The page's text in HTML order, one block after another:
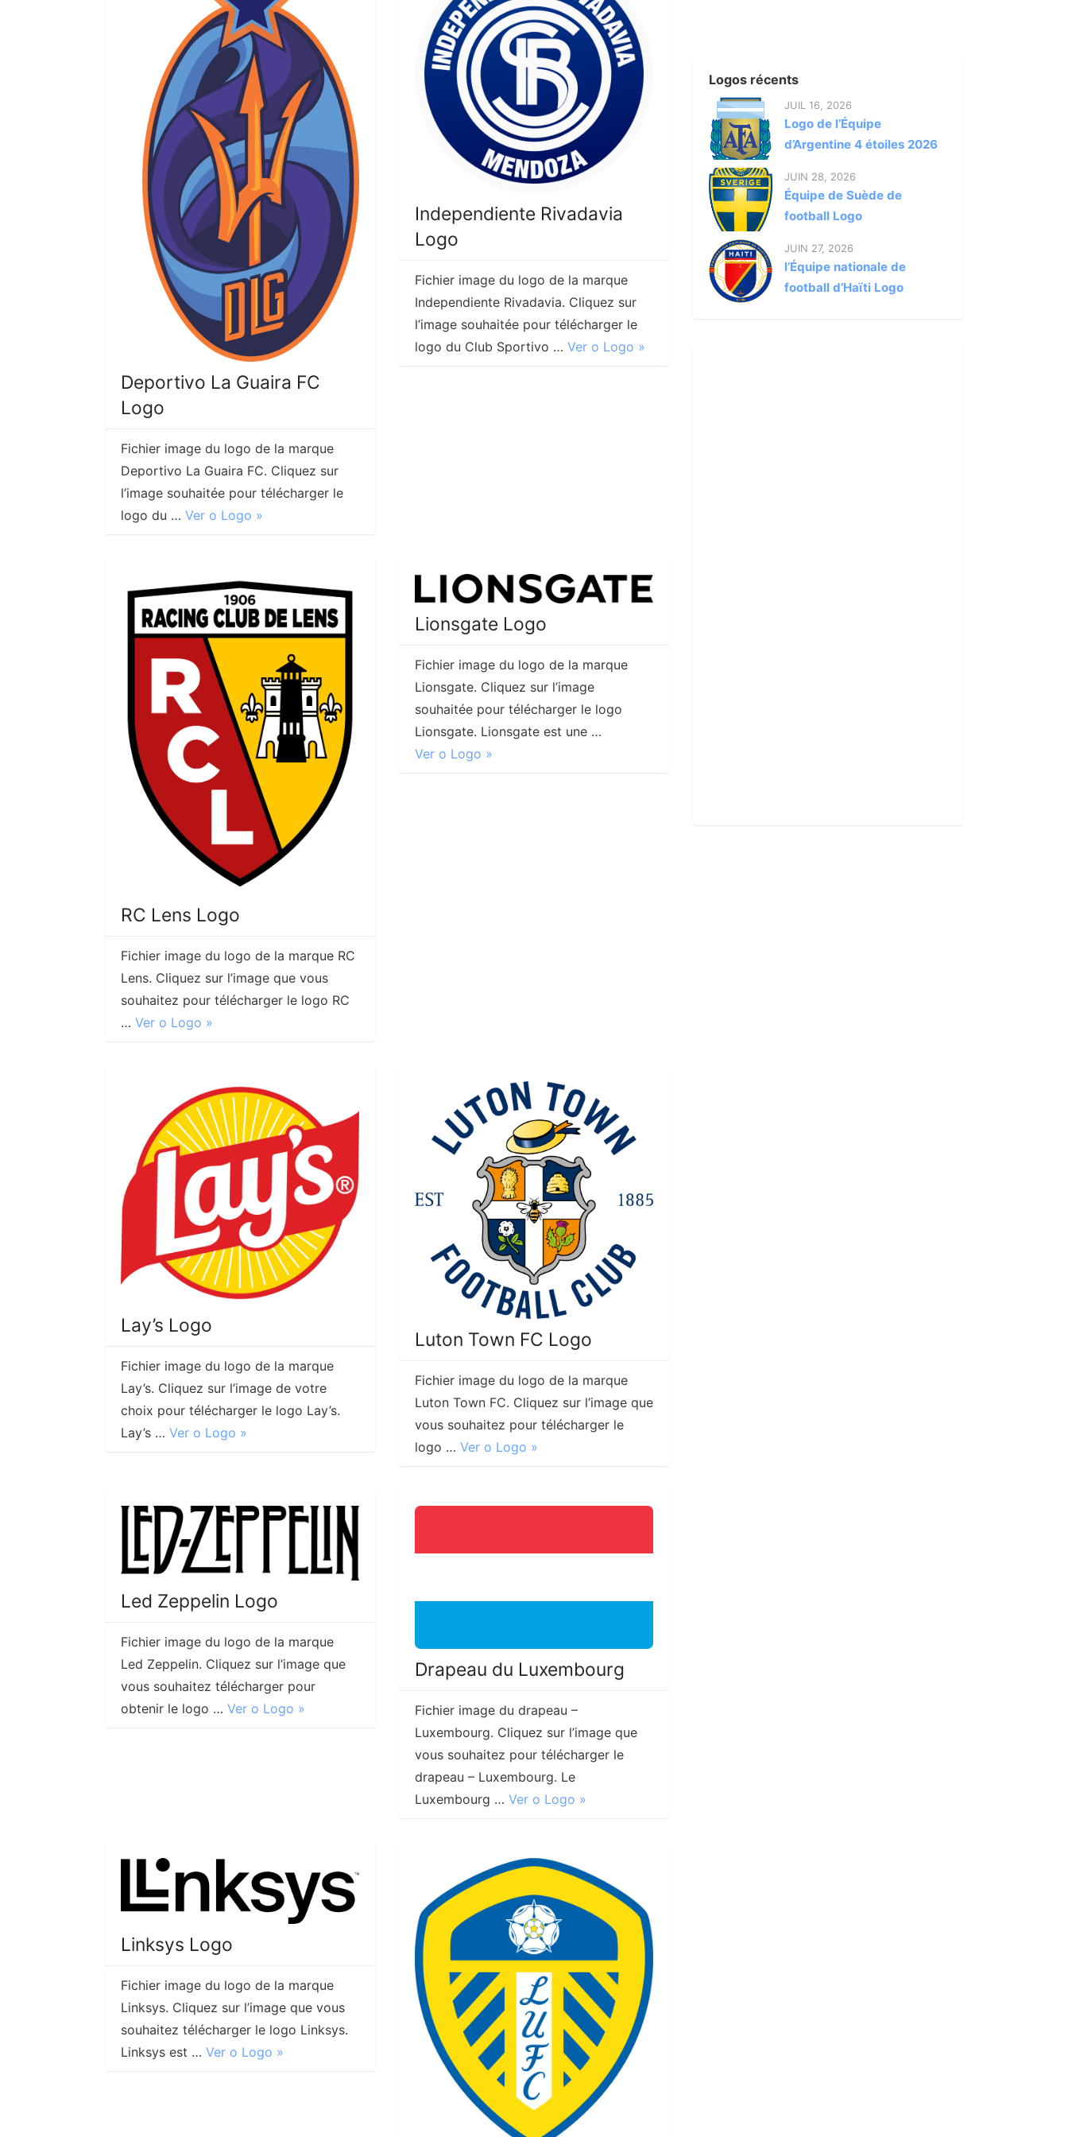
Deportivo La Guaira FC
Logo
Fichier image du logo de la marque
Deportivo La Guaira FC. Cliquez sur
l’image souhaitée pour télécharger le
logo du … Ver o Logo »
Independiente Rivadavia
Logo
Fichier image du logo de la marque
Independiente Rivadavia. Cliquez sur
l’image souhaitée pour télécharger le
logo du Club Sportivo … Ver o Logo »
RC Lens Logo
Fichier image du logo de la marque RC
Lens. Cliquez sur l’image que vous
souhaitez pour télécharger le logo RC
… Ver o Logo »
Lionsgate Logo
Fichier image du logo de la marque
Lionsgate. Cliquez sur l’image
souhaitée pour télécharger le logo
Lionsgate. Lionsgate est une …
Ver o Logo »
Lay’s Logo
Fichier image du logo de la marque
Lay’s. Cliquez sur l’image de votre
choix pour télécharger le logo Lay’s.
Lay’s … Ver o Logo »
Luton Town FC Logo
Fichier image du logo de la marque
Luton Town FC. Cliquez sur l’image que
vous souhaitez pour télécharger le
logo … Ver o Logo »
Led Zeppelin Logo
Fichier image du logo de la marque
Led Zeppelin. Cliquez sur l’image que
vous souhaitez télécharger pour
obtenir le logo … Ver o Logo »
Drapeau du Luxembourg
Fichier image du drapeau –
Luxembourg. Cliquez sur l’image que
vous souhaitez pour télécharger le
drapeau – Luxembourg. Le
Luxembourg … Ver o Logo »
Linksys Logo
Fichier image du logo de la marque
Linksys. Cliquez sur l’image que vous
souhaitez télécharger le logo Linksys.
Linksys est … Ver o Logo »
Logos récents
JUIL 16, 2026
Logo de l’Équipe
d’Argentine 4 étoiles 2026
JUIN 28, 2026
Équipe de Suède de
football Logo
JUIN 27, 2026
l’Équipe nationale de
football d’Haïti Logo